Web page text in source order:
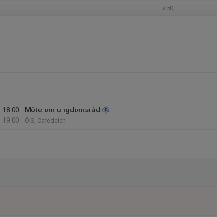
v.50
18:00
19:00
Möte om ungdomsråd
ÖIS, Cafedelen